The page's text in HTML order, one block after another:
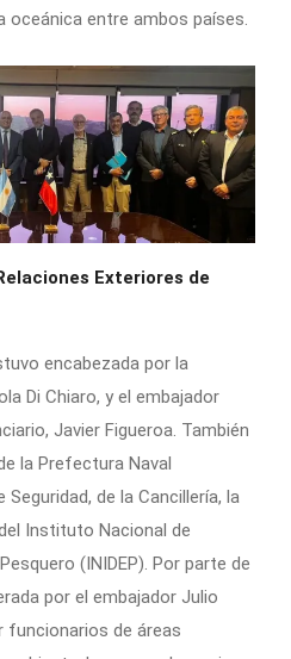
oceánica entre ambos países.
Exteriores de
encabezada por la
Di Chiaro, y el embajador
Javier Figueroa. También
la Prefectura Naval
de la Cancillería, la
Instituto Nacional de
(INIDEP). Por parte de
por el embajador Julio
funcionarios de áreas